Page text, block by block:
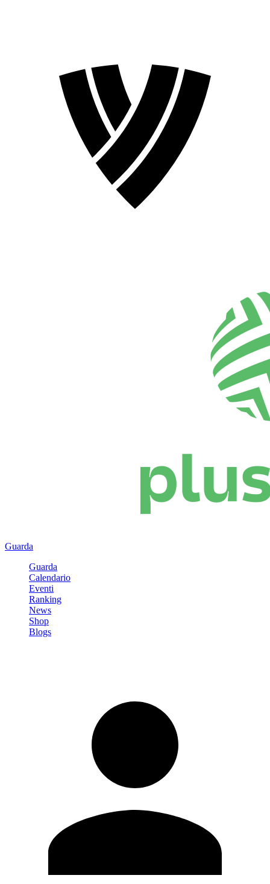
Guarda
Guarda
Calendario
Eventi
Ranking
News
Shop
Blogs